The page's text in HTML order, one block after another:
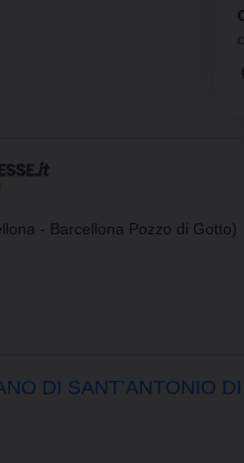
- Barcellona Pozzo di Gotto)
DI SANT’ANTONIO